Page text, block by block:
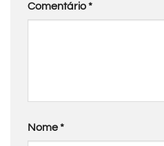
Comentário*
Nome*